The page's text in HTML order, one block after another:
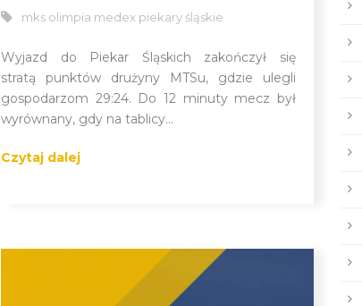
mks olimpia medex piekary śląskie
Wyjazd do Piekar Śląskich zakończył się
stratą punktów drużyny MTSu, gdzie ulegli
gospodarzom 29:24. Do 12 minuty mecz był
wyrównany, gdy na tablicy...
Czytaj dalej